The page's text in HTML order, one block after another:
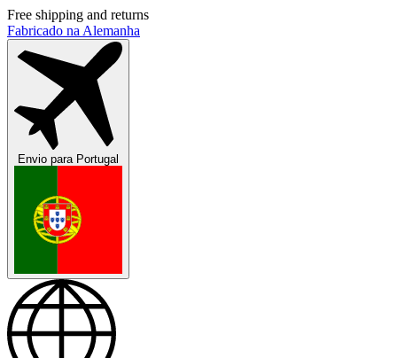
Free shipping and returns
Fabricado na Alemanha
Envio paraPortugal